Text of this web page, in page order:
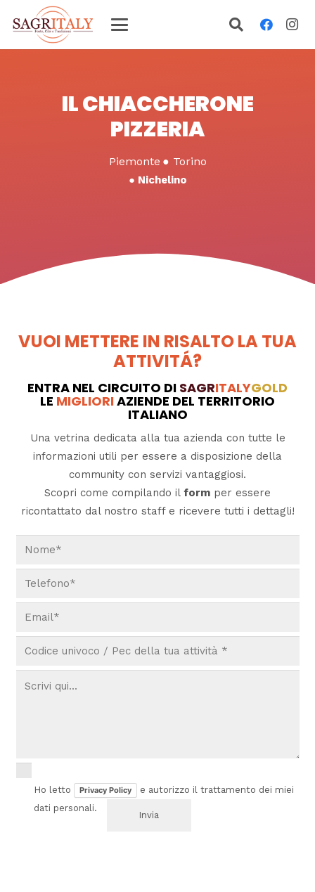
IL CHIACCHERONE
PIZZERIA
Piemonte ● Torino
● Nichelino
VUOI METTERE IN RISALTO LA TUA
ATTIVITÁ?
ENTRA NEL CIRCUITO DI SAGRITALYGOLD
LE MIGLIORIAZIENDE DEL TERRITORIO
ITALIANO
Una vetrina dedicata alla tua azienda con tutte le
informazioni utili per essere a disposizione della
community con servizi vantaggiosi.
Scopri come compilando il form per essere
ricontattato dal nostro staff e ricevere tutti i dettagli!
Ho letto Privacy Policy
e autorizzo il trattamento dei miei
dati personali.